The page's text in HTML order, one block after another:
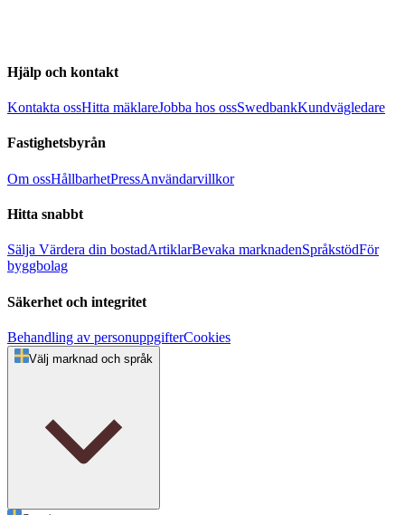
Hjälp och kontakt
Kontakta ossHitta mäklareJobba hos ossSwedbankKundvägledare
Fastighetsbyrån
Om ossHållbarhetPressAnvändarvillkor
Hitta snabbt
Sälja Värdera din bostadArtiklarBevaka marknadenSpråkstödFör
byggbolag
Säkerhet och integritet
Behandling av personuppgifterCookies
Välj marknad och språk